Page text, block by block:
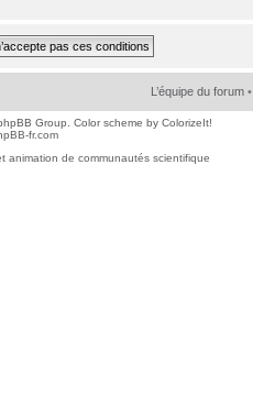
L’équipe du forum •
Group. Color scheme by ColorizeIt!
fr.com
animation de communautés scientifique